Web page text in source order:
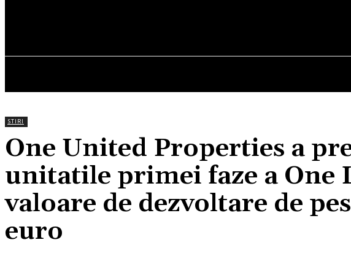
STIRI
One United Properties a
unitatile primei faze a One
valoare de dezvoltare de
euro